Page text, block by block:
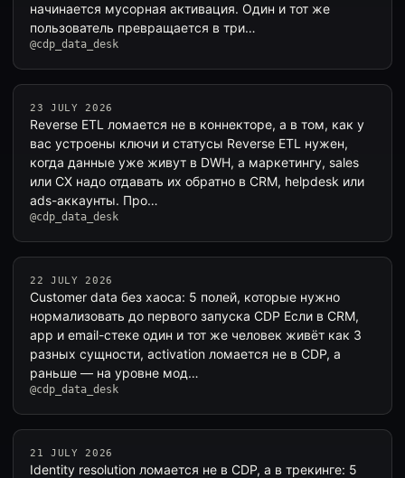
начинается мусорная активация. Один и тот же
пользователь превращается в три…
@cdp_data_desk
23 JULY 2026
Reverse ETL ломается не в коннекторе, а в том, как у
вас устроены ключи и статусы Reverse ETL нужен,
когда данные уже живут в DWH, а маркетингу, sales
или CX надо отдавать их обратно в CRM, helpdesk или
ads-аккаунты. Про…
@cdp_data_desk
22 JULY 2026
Customer data без хаоса: 5 полей, которые нужно
нормализовать до первого запуска CDP Если в CRM,
app и email-стеке один и тот же человек живёт как 3
разных сущности, activation ломается не в CDP, а
раньше — на уровне мод…
@cdp_data_desk
21 JULY 2026
Identity resolution ломается не в CDP, а в трекинге: 5